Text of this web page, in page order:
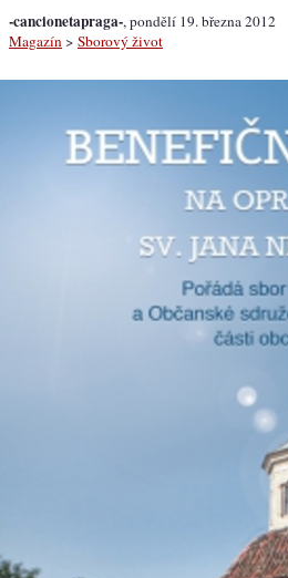
-cancionetapraga-, pondělí 19. března 2012
Magazín > Sborový život